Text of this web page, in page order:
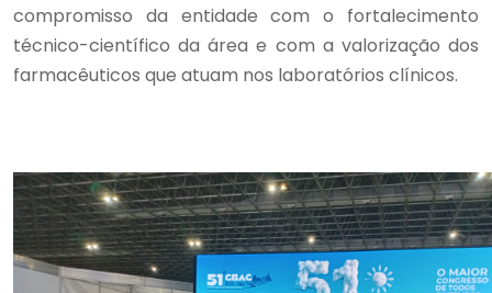
compromisso da entidade com o fortalecimento
técnico-científico da área e com a valorização dos
farmacêuticos que atuam nos laboratórios clínicos.